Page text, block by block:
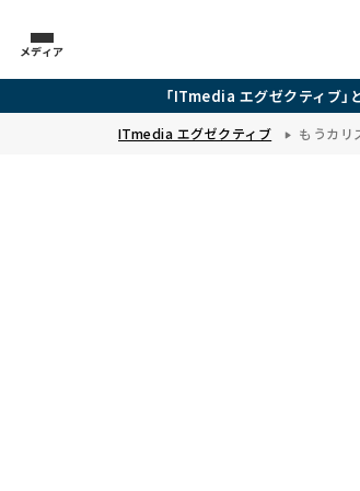
メディア
「ITmedia エグゼクティブ」
ITmedia エグゼクティブ もうカリ